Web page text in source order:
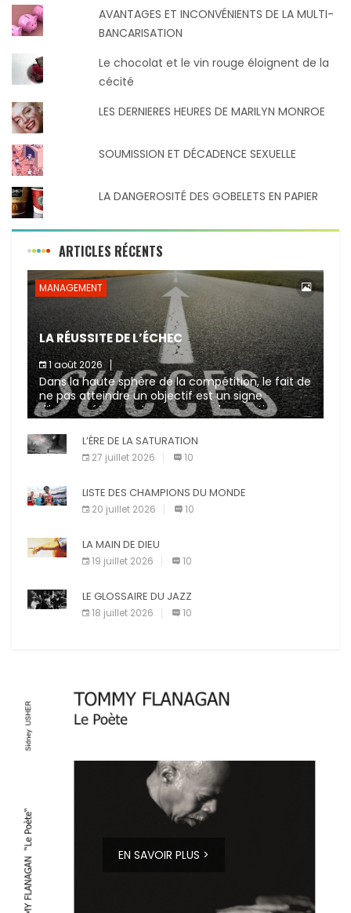
AVANTAGES ET INCONVÉNIENTS DE LA MULTI-
BANCARISATION
Le chocolat et le vin rouge éloignent de la
cécité
LES DERNIERES HEURES DE MARILYN MONROE
SOUMISSION ET DÉCADENCE SEXUELLE
LA DANGEROSITÉ DES GOBELETS EN PAPIER
ARTICLES RÉCENTS
MANAGEMENT
LA RÉUSSITE DE L’ÉCHEC
1 août 2026
Dans la haute sphère de la compétition, le fait de
ne pas atteindre un objectif est un signe
d’incompétence et une source de sanctions
diverses (avertissement, […]
L’ÈRE DE LA SATURATION
27 juillet 2026 10
LISTE DES CHAMPIONS DU MONDE
20 juillet 2026 10
LA MAIN DE DIEU
19 juillet 2026 10
LE GLOSSAIRE DU JAZZ
18 juillet 2026 10
EN SAVOIR PLUS >